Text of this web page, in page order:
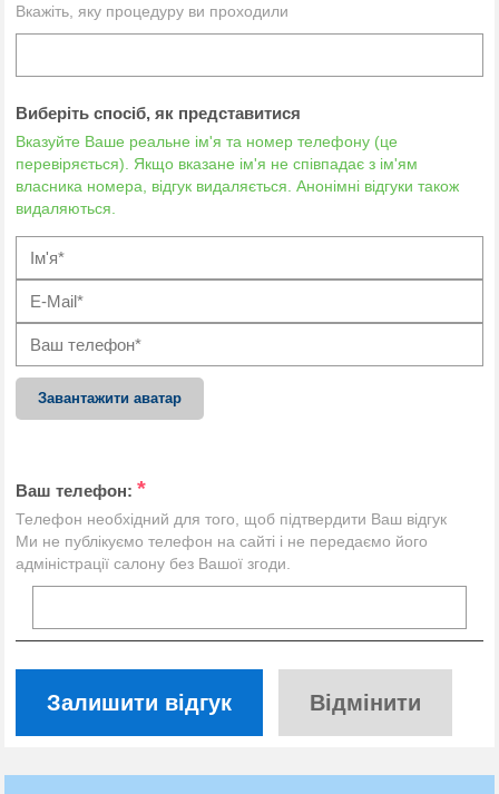
Вкажіть, яку процедуру ви проходили
Виберіть спосіб, як представитися
Вказуйте Ваше реальне ім'я та номер телефону (це
перевіряється). Якщо вказане ім'я не співпадає з ім'ям
власника номера, відгук видаляється. Анонімні відгуки також
видаляються.
Завантажити аватар
Ваш телефон: *
Телефон необхідний для того, щоб підтвердити Ваш відгук
Ми не публікуємо телефон на сайті і не передаємо його
адміністрації салону без Вашої згоди.
Залишити відгук Відмінити